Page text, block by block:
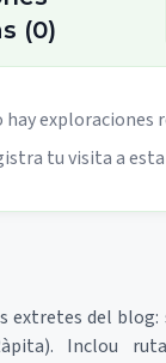
(0)
hay exploraciones
tu visita a
extretes del blog:
Inclou